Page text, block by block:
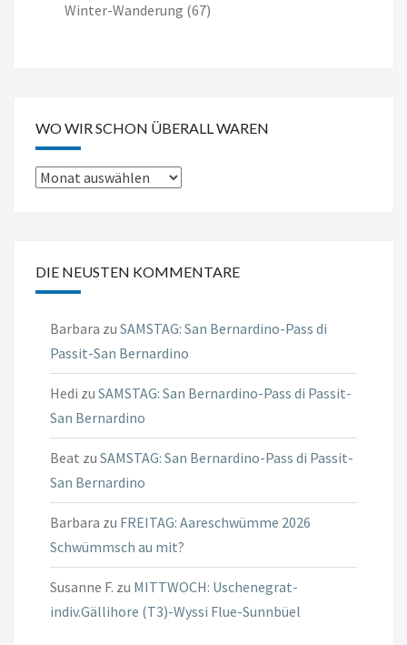
Winter-Wanderung (67)
WO WIR SCHON ÜBERALL WAREN
Wo
waren
DIE NEUSTEN KOMMENTARE
Barbara zu SAMSTAG: San Bernardino-Pass di
Passit-San Bernardino
Hedi zu SAMSTAG: San Bernardino-Pass di Passit-
San Bernardino
Beat zu SAMSTAG: San Bernardino-Pass di Passit-
San Bernardino
Barbara zu FREITAG: Aareschwümme 2026
Schwümmsch au mit?
Susanne F. zu MITTWOCH: Uschenegrat-
indiv.Gällihore (T3)-Wyssi Flue-Sunnbüel